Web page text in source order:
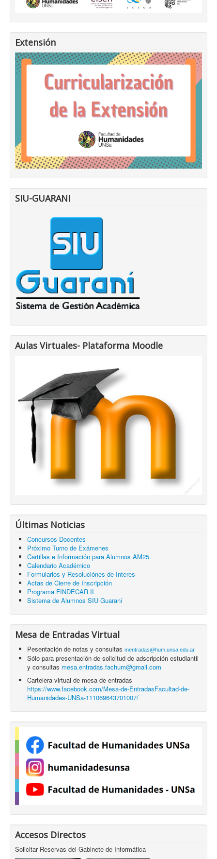
Extensión
SIU-GUARANI
Aulas Virtuales- Plataforma Moodle
Últimas Noticias
Concursos Docentes
Próximo Turno de Exámenes
Cartillas e Información para Alumnos AM25
Calendario Académico
Formularios y Resoluciónes de Interes
Actas de Cierre de Inscripción
Programa FINDECAR II
Sistema de Alumnos SIU Guaraní
Mesa de Entradas Virtual
Pesentación de notas y consultas mentradas@hum.unsa.edu.ar
Sólo para presentación de solicitud de adscripción estudiantil
y consultas mesa.entradas.fachum@gmail.com
Cartelera virtual de mesa de entradas
https://www.facebook.com/Mesa-de-EntradasFacultad-de-
Humanidades-UNSa-111069643701007/
Accesos Directos
Solicitar Reservas del Gabinete de Informática